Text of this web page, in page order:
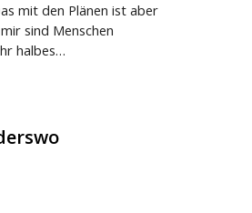
mit den Plänen ist aber
sind Menschen
halbes…